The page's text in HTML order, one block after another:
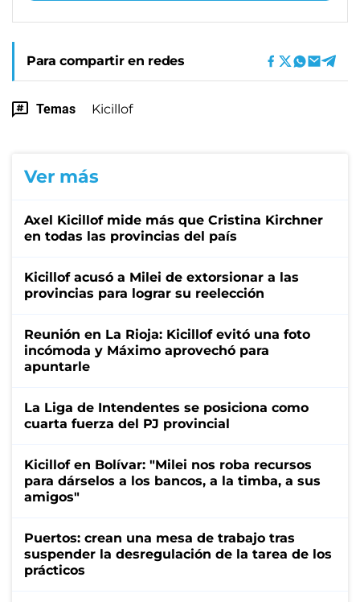
Para compartir en redes
Temas Kicillof
Ver más
Axel Kicillof mide más que Cristina Kirchner
en todas las provincias del país
Kicillof acusó a Milei de extorsionar a las
provincias para lograr su reelección
Reunión en La Rioja: Kicillof evitó una foto
incómoda y Máximo aprovechó para
apuntarle
La Liga de Intendentes se posiciona como
cuarta fuerza del PJ provincial
Kicillof en Bolívar: "Milei nos roba recursos
para dárselos a los bancos, a la timba, a sus
amigos"
Puertos: crean una mesa de trabajo tras
suspender la desregulación de la tarea de los
prácticos